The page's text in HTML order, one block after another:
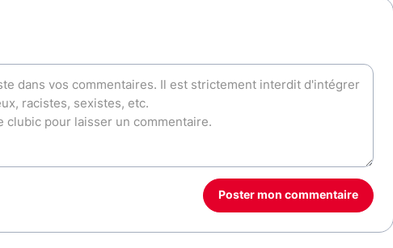
Poster mon commentaire